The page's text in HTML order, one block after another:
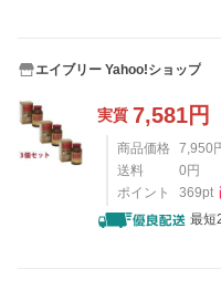
エイブリー Yahoo!ショップ
実質 7,581円
商品価格 7,950
送料
0円
ポイント
369pt
最短